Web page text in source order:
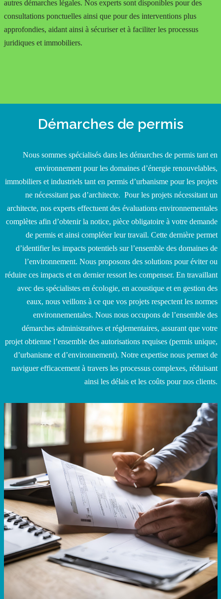
autres démarches légales. Nos experts sont disponibles pour des
consultations ponctuelles ainsi que pour des interventions plus
approfondies, aidant ainsi à sécuriser et à faciliter les processus
juridiques et immobiliers.
Démarches de permis
Nous sommes spécialisés dans les démarches de permis tant en
environnement pour les domaines d’énergie renouvelables,
immobiliers et industriels tant en permis d’urbanisme pour les projets
ne nécessitant pas d’architecte. Pour les projets nécessitant un
architecte, nos experts effectuent des évaluations environnementales
complètes afin d’obtenir la notice, pièce obligatoire à votre demande
de permis et ainsi compléter leur travail. Cette dernière permet
d’identifier les impacts potentiels sur l’ensemble des domaines de
l’environnement. Nous proposons des solutions pour éviter ou
réduire ces impacts et en dernier ressort les compenser. En travaillant
avec des spécialistes en écologie, en acoustique et en gestion des
eaux, nous veillons à ce que vos projets respectent les normes
environnementales. Nous nous occupons de l’ensemble des
démarches administratives et réglementaires, assurant que votre
projet obtienne l’ensemble des autorisations requises (permis unique,
d’urbanisme et d’environnement). Notre expertise nous permet de
naviguer efficacement à travers les processus complexes, réduisant
ainsi les délais et les coûts pour nos clients.